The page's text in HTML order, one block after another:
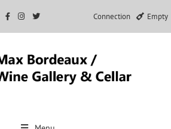
Connection Empty